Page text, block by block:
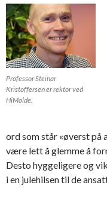
Professor Steinar
Kristoffersen er rektor ved
HiMolde.
ord som står «øverst på
være lett å glemme å
Desto hyggeligere og
i en julehilsen til de